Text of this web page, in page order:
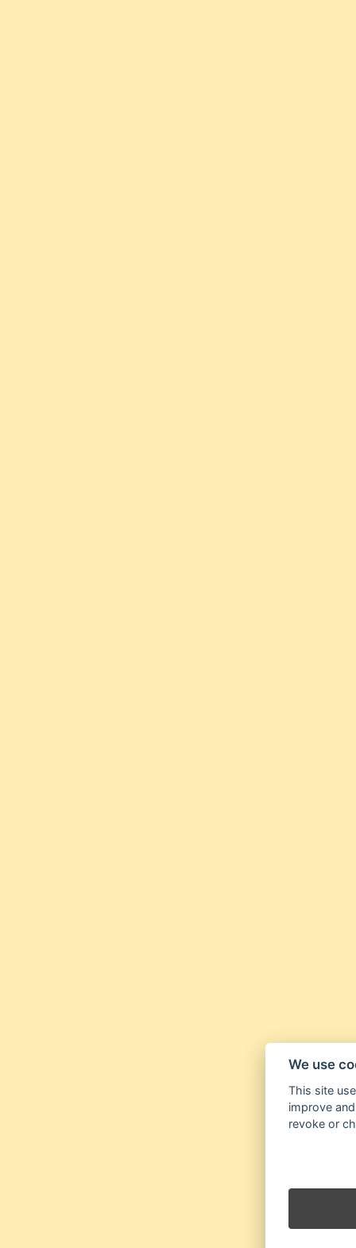
We use
This site
improve
revoke or